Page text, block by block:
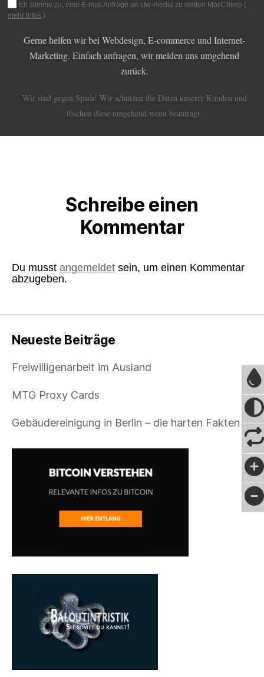
Ich stimme zu, eine E-mail Anfrage an sfw-media zu stellen MailChimp (
mehr Infos )
Gerne helfen wir bei Webdesign, E-commerce und Internet-
Marketing. Einfach anfragen, wir melden uns umgehend
zurück.
Wir sind gegen Spam! Wir schützen die Daten unserer Kunden und
löschen diese umgehend wenn beantragt.
Schreibe einen
Kommentar
Du musst angemeldet sein, um einen Kommentar
abzugeben.
Neueste Beiträge
Freiwilligenarbeit im Ausland
MTG Proxy Cards
Gebäudereinigung in Berlin – die harten Fakten